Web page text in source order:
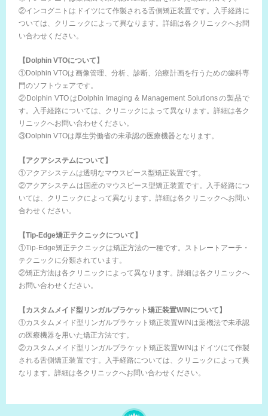
②インコグニトはドイツにて作製される舌側矯正装置です。入手経路に
ついては、クリニックによって異なります。詳細は各クリニックへお問
い合わせください。
【Dolphin VTOについて】
①Dolphin VTOは画像管理、分析、診断、治療計画を行うための歯科専
門のソフトウェアです。
②Dolphin VTOはDolphin Imaging & Management Solutionsの製品で
す。入手経路については、クリニックによって異なります。詳細は各ク
リニックへお問い合わせください。
③Dolphin VTOは厚生労働省の未承認の医療機器となります。
【アクアシステムについて】
①アクアシステムは透明なマウスピース型矯正装置です。
②アクアシステムは国産のマウスピース型矯正装置です。入手経路につ
いては、クリニックによって異なります。詳細は各クリニックへお問い
合わせください。
【Tip-Edge矯正テクニックについて】
①Tip-Edge矯正テクニックは矯正方法の一種です。ストレートアーチ・
テクニックに分類されています。
②矯正方法は各クリニックによって異なります。詳細は各クリニックへ
お問い合わせください。
【カスタムメイド型リンガルブラケット矯正装置WINについて】
①カスタムメイド型リンガルブラケット矯正装置WINは薬機法で未承認
の医療機器を用いた矯正方法です。
②カスタムメイド型リンガルブラケット矯正装置WINはドイツにて作製
される舌側矯正装置です。入手経路については、クリニックによって異
なります。詳細は各クリニックへお問い合わせください。